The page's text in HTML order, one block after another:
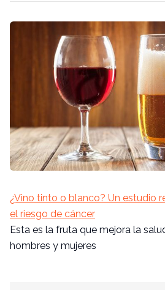
¿Vino tinto o blanco? Un estudio
el riesgo de cáncer
Esta es la fruta que mejora la
hombres y mujeres